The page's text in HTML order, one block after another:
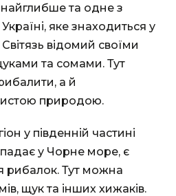
та одне з
яке знаходиться у
відомий своїми
та сомами. Тут
а й
природою.
у південній частині
у Чорне море, є
рибалок. Тут можна
щук та інших хижаків.